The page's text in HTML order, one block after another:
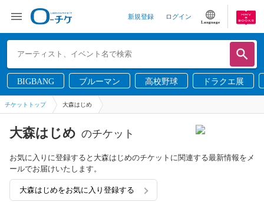
新規登録 ログイン
Language
BIGBANG ブルーマン 高校野球 ドラクエ展
チケットトップ 大森はじめ
大森はじめ のチケット
お気に入りに登録すると大森はじめのチケットに関連する最新情報をメ
ールでお届けいたします。
大森はじめをお気に入り登録する